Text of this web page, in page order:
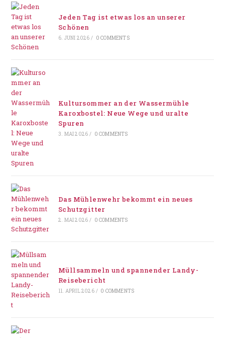
Jeden Tag ist etwas los an unserer
Schönen
6. JUNI 2026 / 0 COMMENTS
Kultursommer an der Wassermühle
Karoxbostel: Neue Wege und uralte
Spuren
3. MAI 2026 / 0 COMMENTS
Das Mühlenwehr bekommt ein neues
Schutzgitter
2. MAI 2026 / 0 COMMENTS
Müllsammeln und spannender Landy-
Reisebericht
11. APRIL 2026 / 0 COMMENTS